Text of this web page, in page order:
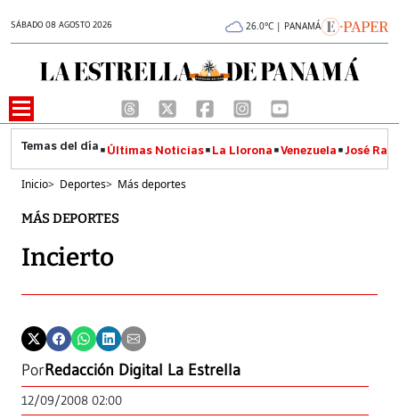
SÁBADO 08 AGOSTO 2026 26.0°C | PANAMÁ
Últimas Noticias La Llorona Venezuela José
Inicio> Deportes> Más deportes
MÁS DEPORTES
Incierto
PorRedacción Digital La Estrella
12/09/2008 02:00